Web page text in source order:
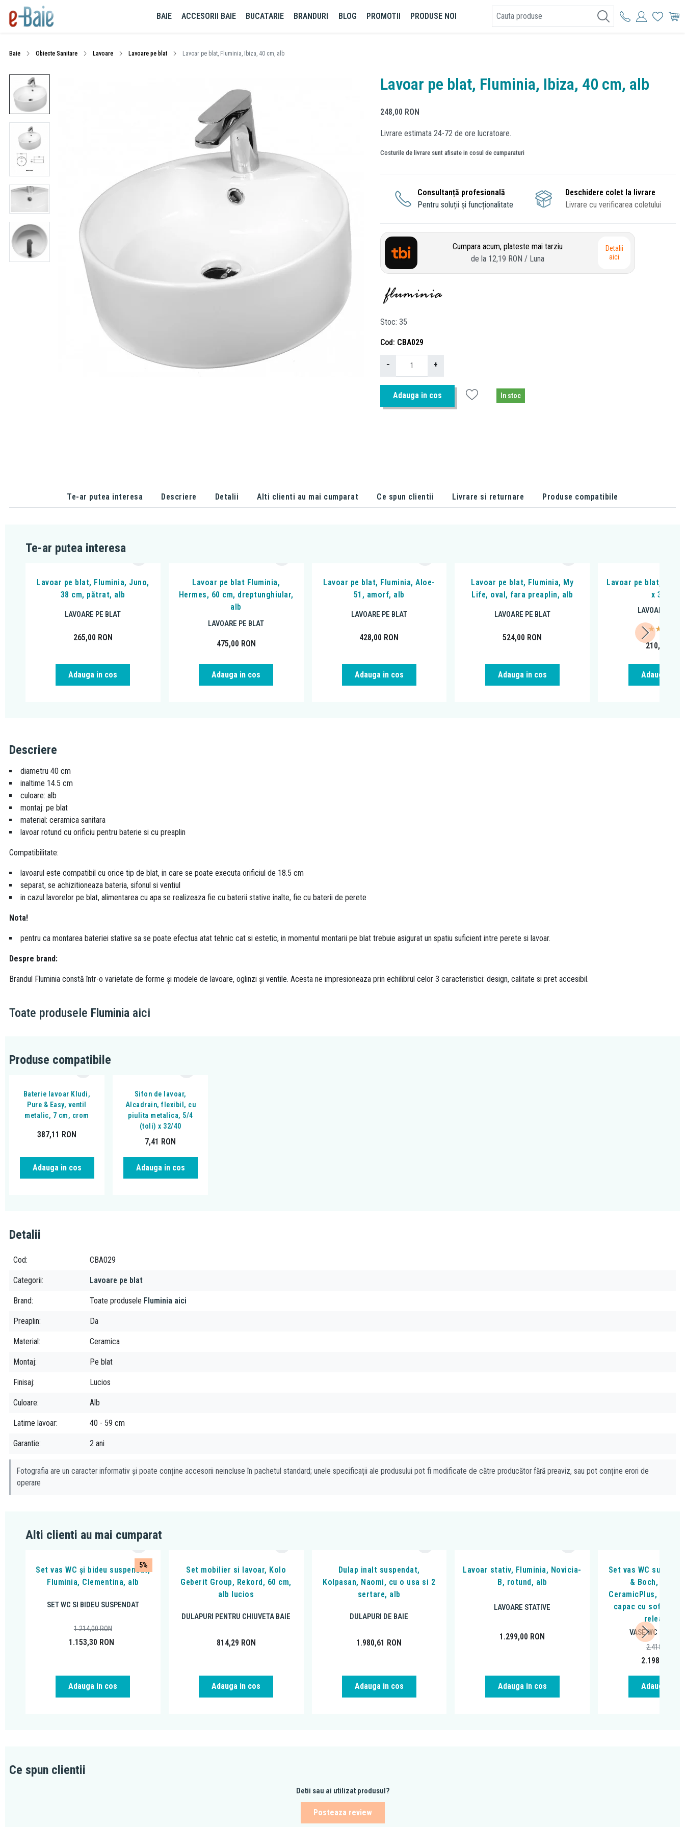
BAIE ACCESORII BAIE BUCATARIE BRANDURI BLOG PROMOTII PRODUSE NOI
Baie Obiecte Sanitare Lavoare Lavoare pe blat Lavoar pe blat, Fluminia, Ibiza, 40 cm, alb
Lavoar pe blat, Fluminia, Ibiza, 40 cm, alb
248,00 RON
Livrare estimata 24-72 de ore lucratoare.
Costurile de livrare sunt afisate in cosul de cumparaturi
Consultanță profesională
Pentru soluții și funcționalitate
Deschidere colet la livrare
Livrare cu verificarea coletului
Cumpara acum, plateste mai tarziu
de la 12,19 RON / Luna
Detalii
aici
Stoc 35
Cod CBA029
− +
Adauga in cos In stoc
Te-ar putea interesa Descriere Detalii Alti clienti au mai cumparat Ce spun clientii Livrare si returnare Produse compatibile
Te-ar putea interesa
Lavoar pe blat, Fluminia, Juno,
38 cm, pătrat, alb
LAVOARE PE BLAT
265,00 RON
Adauga in cos
Lavoar pe blat Fluminia,
Hermes, 60 cm, dreptunghiular,
alb
LAVOARE PE BLAT
475,00 RON
Adauga in cos
Lavoar pe blat, Fluminia, Aloe-
51, amorf, alb
LAVOARE PE BLAT
428,00 RON
Adauga in cos
Lavoar pe blat, Fluminia, My
Life, oval, fara preaplin, alb
LAVOARE PE BLAT
524,00 RON
Adauga in cos
Lavoar pe blat,
x 33 cm
LAVOARE PE
210,00
Adauga in
Descriere
diametru 40 cm
inaltime 14.5 cm
culoare: alb
montaj: pe blat
material: ceramica sanitara
lavoar rotund cu orificiu pentru baterie si cu preaplin
Compatibilitate:
lavoarul este compatibil cu orice tip de blat, in care se poate executa orificiul de 18.5 cm
separat, se achizitioneaza bateria, sifonul si ventiul
in cazul lavorelor pe blat, alimentarea cu apa se realizeaza fie cu baterii stative inalte, fie cu baterii de perete
Nota!
pentru ca montarea bateriei stative sa se poate efectua atat tehnic cat si estetic, in momentul montarii pe blat trebuie asigurat un spatiu suficient intre perete si lavoar.
Despre brand:
Brandul Fluminia constă într-o varietate de forme și modele de lavoare, oglinzi și ventile. Acesta ne impresioneaza prin echilibrul celor 3 caracteristici: design, calitate si pret accesibil.
Toate produsele Fluminia aici
Produse compatibile
Baterie lavoar Kludi,
Pure & Easy, ventil
metalic, 7 cm, crom
387,11 RON
Adauga in cos
Sifon de lavoar,
Alcadrain, flexibil, cu
piulita metalica, 5/4
(toli) x 32/40
7,41 RON
Adauga in cos
Detalii
Cod CBA029
Categorii Lavoare pe blat
Brand Toate produsele Fluminia aici
Preaplin Da
Material Ceramica
Montaj Pe blat
Finisaj Lucios
Culoare Alb
Latime lavoar 40 - 59 cm
Garantie 2 ani
Fotografia are un caracter informativ și poate conține accesorii neincluse în pachetul standard; unele specificații ale produsului pot fi modificate de către producător fără preaviz, sau pot conține erori de
operare
Alti clienti au mai cumparat
5%
Set vas WC și bideu suspendat,
Fluminia, Clementina, alb
SET WC SI BIDEU SUSPENDAT
1.153,30 RON
1.214,00RON
Adauga in cos
Set mobilier si lavoar, Kolo
Geberit Group, Rekord, 60 cm,
alb lucios
DULAPURI PENTRU CHIUVETA BAIE
814,29 RON
Adauga in cos
Dulap inalt suspendat,
Kolpasan, Naomi, cu o usa si 2
sertare, alb
DULAPURI DE BAIE
1.980,61 RON
Adauga in cos
Lavoar stativ, Fluminia, Novicia-
B, rotund, alb
LAVOARE STATIVE
1.299,00 RON
Adauga in cos
Set vas WC
& Boch,
CeramicPlus, cu
capac cu soft
release,
VASE WC
2.198,00
2.418,46
Adauga in
Ce spun clientii
Detii sau ai utilizat produsul?
Posteaza review